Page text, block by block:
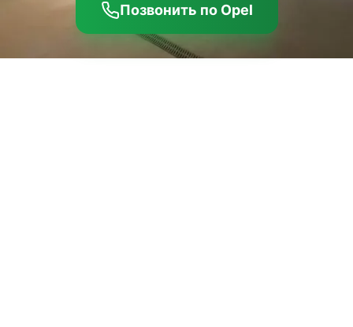
Позвонить по Opel